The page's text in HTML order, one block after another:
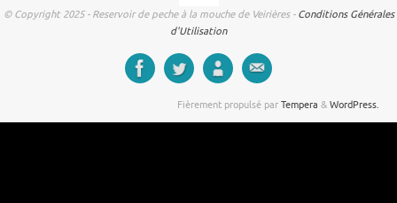
© Copyright 2025 - Reservoir de peche à la mouche de Veirières - Conditions Générales
d'Utilisation
Fièrement propulsé par Tempera & WordPress.